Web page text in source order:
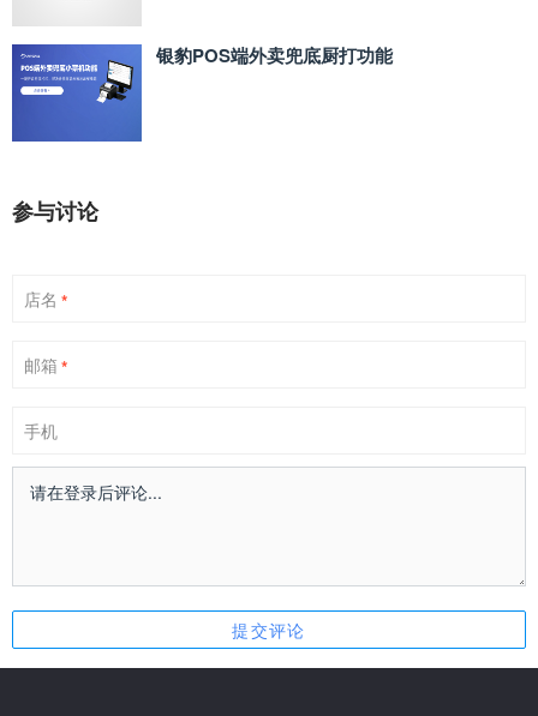
银豹POS端外卖兜底厨打功能
参与讨论
店名 *
邮箱 *
手机